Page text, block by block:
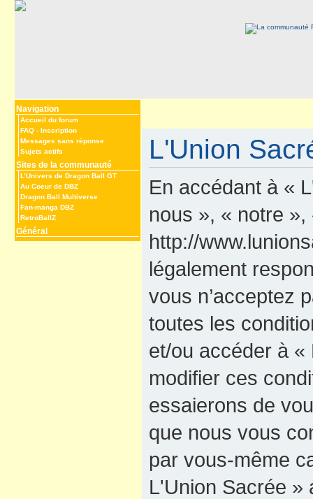
Navigation
Accueil du forum
FAQ - Inscription
Messages sans réponse
Sujets actifs
Sites de la communauté
L’Univers de Dragon Ball GT
Au Coeur de DBZ
Dragon Ball Multiverse
Fan-manga DBZ
RetroBallZ
Général
L'Union
En accédant à «
nous », « notre
http://
légalement
vous n’acceptez
toutes les
et/ou accéder à
modifier ces
essaierons de
que nous vous
par vous-même
L'Union Sacrée »